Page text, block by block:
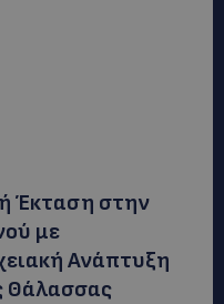
Έκταση στην
με
Ανάπτυξη
Θάλασσας